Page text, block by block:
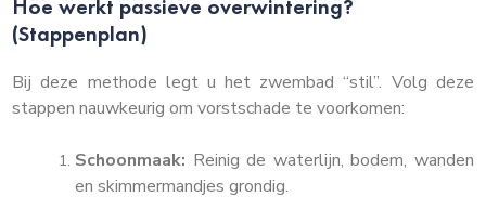
Hoe werkt passieve overwintering?
(Stappenplan)
Bij deze methode legt u het zwembad “stil”. Volg deze
stappen nauwkeurig om vorstschade te voorkomen:
Schoonmaak: Reinig de waterlijn, bodem, wanden
en skimmermandjes grondig.